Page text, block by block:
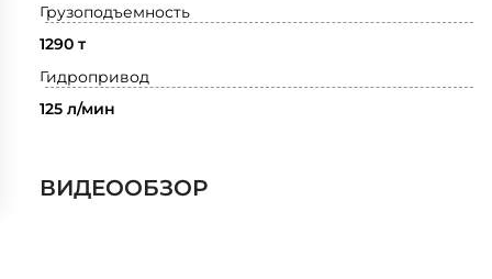
Грузоподъемность
1290 т
Гидропривод
125 л/мин
ВИДЕООБЗОР